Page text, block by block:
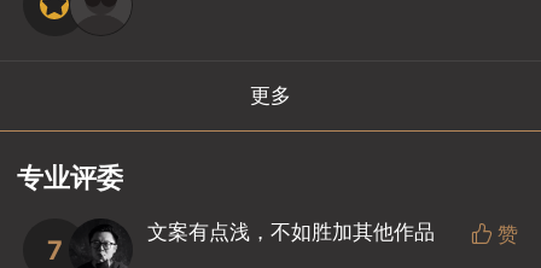
更多
专业评委
7
文案有点浅，不如胜加其他作品  赞